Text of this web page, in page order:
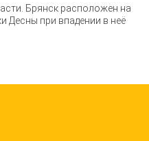
Брянск расположен на
Десны при впадении в неё